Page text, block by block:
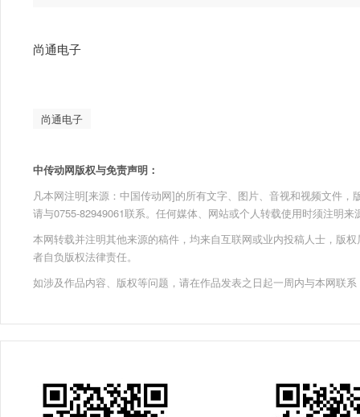
尚通电子
尚通电子
中传动网版权与免责声明：
凡本网注明[来源：中国传动网]的所有文字、图片、音视和视频文件
请与0755-82949061联系。任何媒体、网站或个人转载使用时须注明
本网转载并注明其他来源的稿件，均来自互联网或业内投稿人士，版
者自负版权法律责任。
如涉及作品内容、版权等问题，请在作品发表之日起一周内与本网联